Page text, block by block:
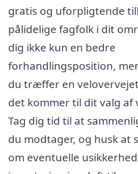
gratis og uforpligtende
pålidelige fagfolk i dit
dig ikke kun en bedre
forhandlingsposition,
du træffer en
det kommer til dit valg af
Tag dig tid til at
du modtager, og husk at
om eventuelle